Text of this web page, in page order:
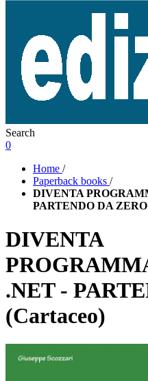
Search
0
Home /
Paperback books /
DIVENTA
PARTENDO DA ZERO
DIVENTA
.NET -
(Cartaceo)